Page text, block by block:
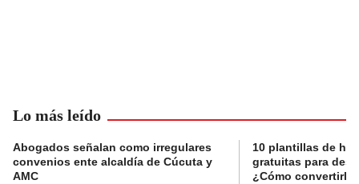
Lo más leído
Abogados señalan como irregulares
convenios ente alcaldía de Cúcuta y
AMC
10 plantillas de
gratuitas para
¿Cómo convertirla